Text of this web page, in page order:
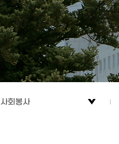
사회봉사